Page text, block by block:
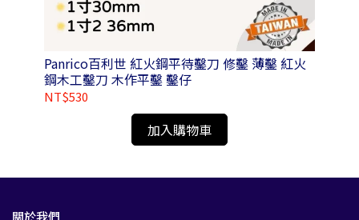
Panrico百利世 紅火鋼平待鑿刀 修鑿 薄鑿 紅火
鋼木工鑿刀 木作平鑿 鑿仔
NT$530
加入購物車
關於我們